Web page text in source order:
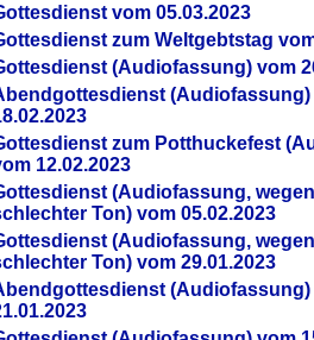
vom 05.03.2023
zum Weltgebtstag
(Audiofassung) vom
(Audiofassung)
zum Potthuckefest
12.02.2023
(Audiofassung,
Ton) vom 05.02.2023
(Audiofassung,
Ton) vom 29.01.2023
(Audiofassung)